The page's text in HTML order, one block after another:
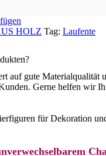
HOLZ Tag: Laufente
auf gute Materialqualität
Gerne helfen wir